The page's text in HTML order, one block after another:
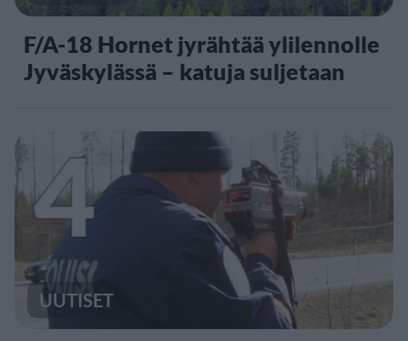
F/A-18 Hornet jyrähtää ylilennolle
Jyväskylässä – katuja suljetaan
4
UUTISET